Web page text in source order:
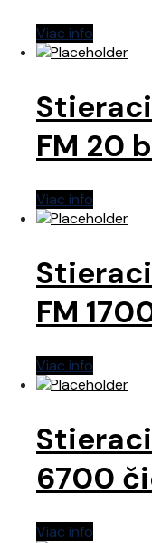
Viac info
FM 20
Viac info
FM
Viac info
6700
Viac info